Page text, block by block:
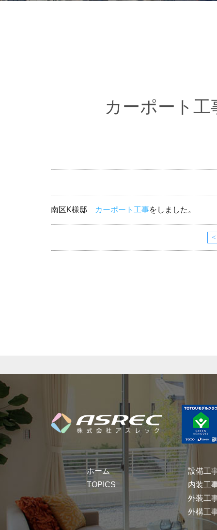
カーポート
南区K様邸 カーポート工事をしました。
ホーム
TOPICS
設備工
内装工
外装工
外構工